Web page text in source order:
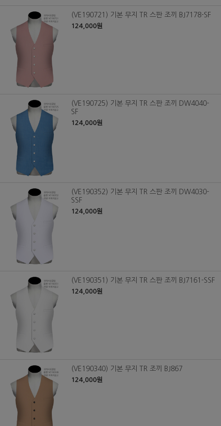
(VE190721) 기본 무지 TR 스판 조끼 BJ7178-SF
124,000원
(VE190725) 기본 무지 TR 스판 조끼 DW4040-
SF
124,000원
(VE190352) 기본 무지 TR 스판 조끼 DW4030-
SSF
124,000원
(VE190351) 기본 무지 TR 스판 조끼 BJ7161-SSF
124,000원
(VE190340) 기본 무지 TR 조끼 BJ867
124,000원